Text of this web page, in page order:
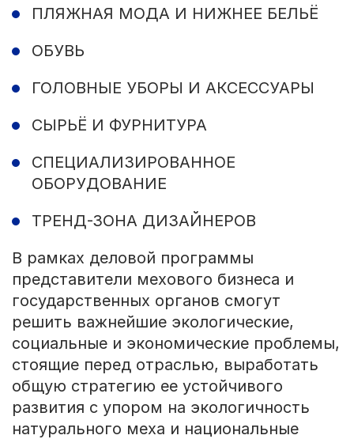
ПЛЯЖНАЯ МОДА И НИЖНЕЕ БЕЛЬЁ
ОБУВЬ
ГОЛОВНЫЕ УБОРЫ И АКСЕССУАРЫ
СЫРЬЁ И ФУРНИТУРА
СПЕЦИАЛИЗИРОВАННОЕ
ОБОРУДОВАНИЕ
ТРЕНД-ЗОНА ДИЗАЙНЕРОВ
В рамках деловой программы
представители мехового бизнеса и
государственных органов смогут
решить важнейшие экологические,
социальные и экономические проблемы,
стоящие перед отраслью, выработать
общую стратегию ее устойчивого
развития с упором на экологичность
натурального меха и национальные